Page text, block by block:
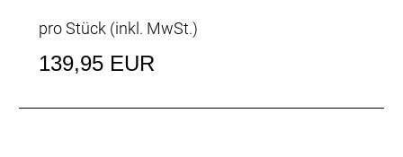
pro Stück (inkl. MwSt.)
139,95 EUR